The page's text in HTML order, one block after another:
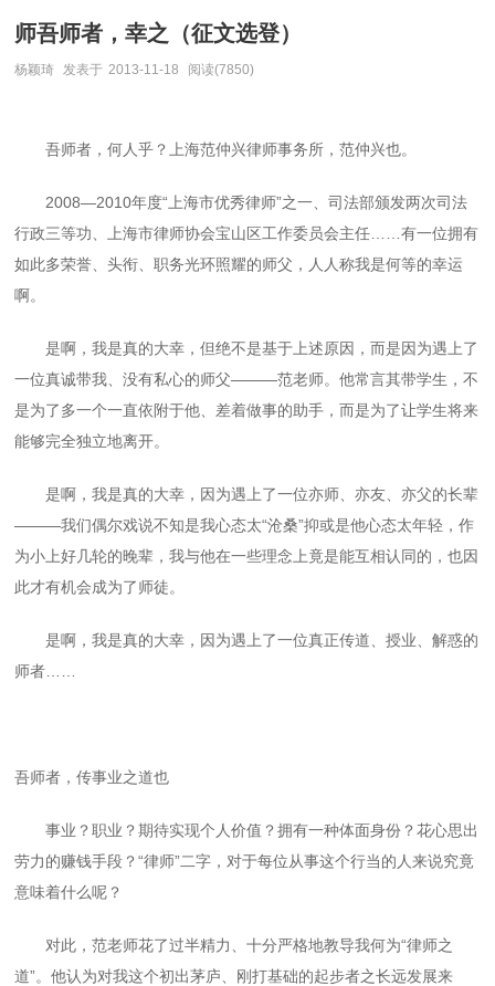
师吾师者，幸之（征文选登）
杨颖琦 发表于 2013-11-18 阅读(7850)
吾师者，何人乎？上海范仲兴律师事务所，范仲兴也。
2008—2010年度“上海市优秀律师”之一、司法部颁发两次司法
行政三等功、上海市律师协会宝山区工作委员会主任……有一位拥有
如此多荣誉、头衔、职务光环照耀的师父，人人称我是何等的幸运
啊。
是啊，我是真的大幸，但绝不是基于上述原因，而是因为遇上了
一位真诚带我、没有私心的师父———范老师。他常言其带学生，不
是为了多一个一直依附于他、差着做事的助手，而是为了让学生将来
能够完全独立地离开。
是啊，我是真的大幸，因为遇上了一位亦师、亦友、亦父的长辈
———我们偶尔戏说不知是我心态太“沧桑”抑或是他心态太年轻，作
为小上好几轮的晚辈，我与他在一些理念上竟是能互相认同的，也因
此才有机会成为了师徒。
是啊，我是真的大幸，因为遇上了一位真正传道、授业、解惑的
师者……
吾师者，传事业之道也
事业？职业？期待实现个人价值？拥有一种体面身份？花心思出
劳力的赚钱手段？“律师”二字，对于每位从事这个行当的人来说究竟
意味着什么呢？
对此，范老师花了过半精力、十分严格地教导我何为“律师之
道”。他认为对我这个初出茅庐、刚打基础的起步者之长远发展来